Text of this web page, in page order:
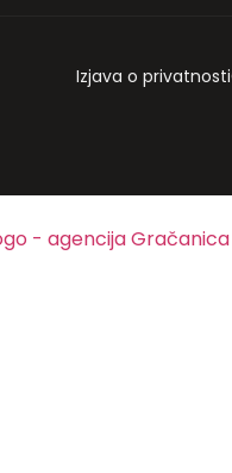
Izjava o privatnosti